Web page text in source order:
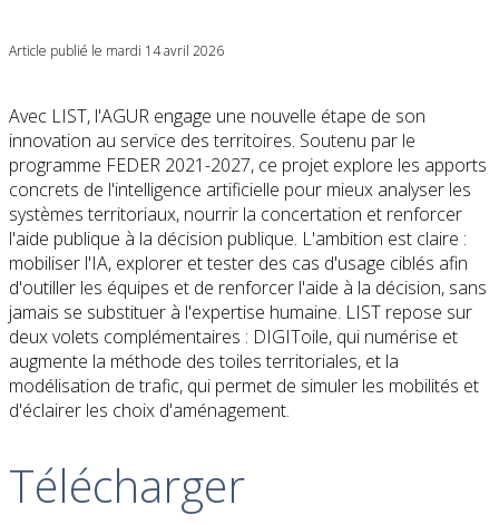
Article publié le mardi 14 avril 2026
Avec LIST, l'AGUR engage une nouvelle étape de son
innovation au service des territoires. Soutenu par le
programme FEDER 2021-2027, ce projet explore les apports
concrets de l'intelligence artificielle pour mieux analyser les
systèmes territoriaux, nourrir la concertation et renforcer
l'aide publique à la décision publique. L'ambition est claire :
mobiliser l'IA, explorer et tester des cas d'usage ciblés afin
d'outiller les équipes et de renforcer l'aide à la décision, sans
jamais se substituer à l'expertise humaine. LIST repose sur
deux volets complémentaires : DIGIToile, qui numérise et
augmente la méthode des toiles territoriales, et la
modélisation de trafic, qui permet de simuler les mobilités et
d'éclairer les choix d'aménagement.
Télécharger